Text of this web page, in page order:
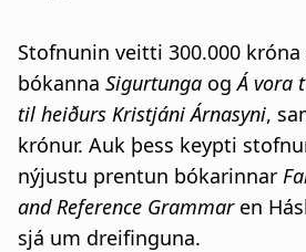
Stofnunin veitti 300.000
bókanna Sigurtunga ogÁ vora
til heiðurs Kristjáni Árnasyni,
krónur. Auk þess keypti
nýjustu prentun bókarinnar
and Reference Grammaren
sjá um dreifinguna.